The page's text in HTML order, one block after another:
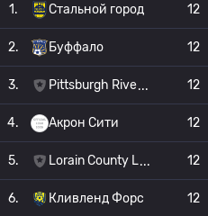
1. Стальной город 12
2. Буффало 12
3. Pittsburgh Rive 12
4. Акрон Сити 12
5. Lorain County L 12
6. Кливленд Форс 12